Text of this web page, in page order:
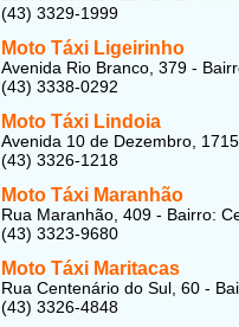
(43) 3329-1999
Moto Táxi Ligeirinho
Avenida Rio Branco, 379 -
(43) 3338-0292
Moto Táxi Lindoia
Avenida 10 de Dezembro,
(43) 3326-1218
Moto Táxi Maranhão
Rua Maranhão, 409 - Bairro:
(43) 3323-9680
Moto Táxi Maritacas
Rua Centenário do Sul, 60 -
(43) 3326-4848